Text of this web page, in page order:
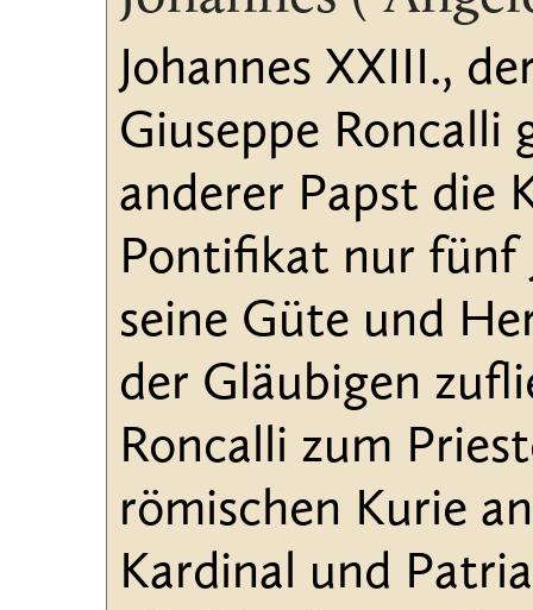
Johannes XXIII.,
Giuseppe Roncalli
anderer Papst die
Pontifikat nur fünf
seine Güte und
der Gläubigen
Roncalli zum
römischen Kurie
Kardinal und